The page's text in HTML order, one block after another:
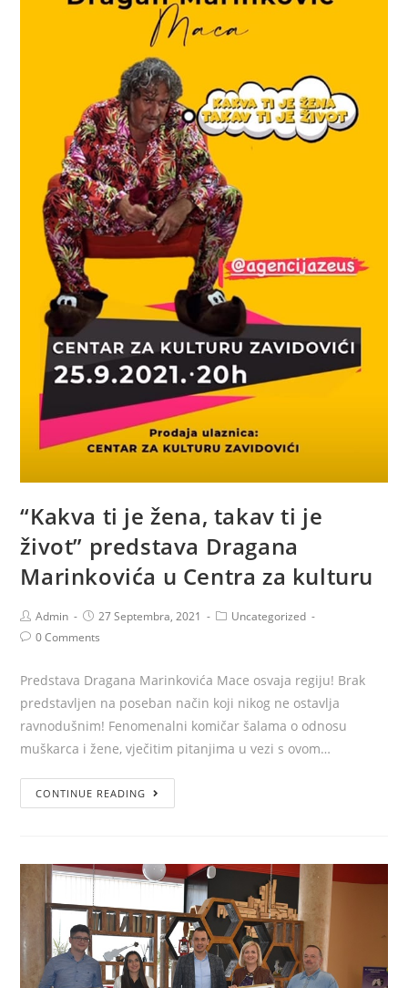
“Kakva ti je žena, takav ti je
život” predstava Dragana
Marinkovića u Centra za kulturu
Admin 27 Septembra, 2021
Uncategorized
0 Comments
Predstava Dragana Marinkovića Mace osvaja regiju! Brak
predstavljen na poseban način koji nikog ne ostavlja
ravnodušnim! Fenomenalni komičar šalama o odnosu
muškarca i žene, vječitim pitanjima u vezi s ovom…
CONTINUE READING